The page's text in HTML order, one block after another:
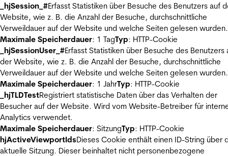
_hjSession_#Erfasst Statistiken über Besuche des Benutzers auf
Website, wie z. B. die Anzahl der Besuche, durchschnittliche
Verweildauer auf der Website und welche Seiten gelesen wurden.
Maximale Speicherdauer: 1 TagTyp: HTTP-Cookie
_hjSessionUser_#Erfasst Statistiken über Besuche des Benutzers
der Website, wie z. B. die Anzahl der Besuche, durchschnittliche
Verweildauer auf der Website und welche Seiten gelesen wurden.
Maximale Speicherdauer: 1 JahrTyp: HTTP-Cookie
_hjTLDTestRegistriert statistische Daten über das Verhalten der
Besucher auf der Website. Wird vom Website-Betreiber für
Analytics verwendet.
Maximale Speicherdauer: SitzungTyp: HTTP-Cookie
hjActiveViewportIdsDieses Cookie enthält einen ID-String über
aktuelle Sitzung. Dieser beinhaltet nicht personenbezogene